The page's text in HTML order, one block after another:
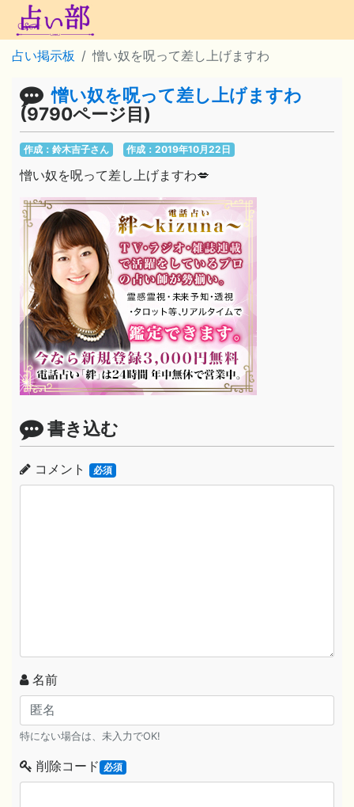
占い掲示板 憎い奴を呪って差し上げますわ
憎い奴を呪って差し上げますわ
(9790ページ目)
作成：鈴木吉子さん 作成：2019年10月22日
憎い奴を呪って差し上げますわ💋
書き込む
コメント 必須
名前
特にない場合は、未入力でOK!
削除コード 必須